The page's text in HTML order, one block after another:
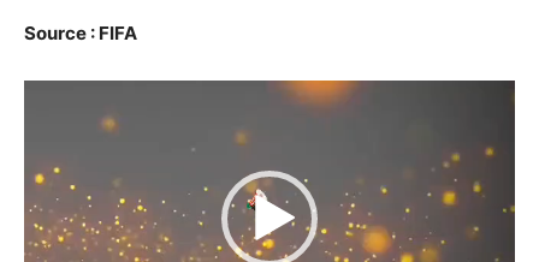
Source : FIFA
Lecteur